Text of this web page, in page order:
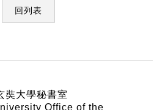
回列表
秘書室
Office of the